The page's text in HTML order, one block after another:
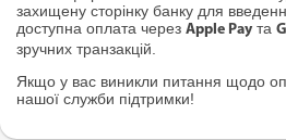
захищену сторінку банку для
доступна оплата через Apple Pay та
зручних транзакцій.
Якщо у вас виникли питання щодо
нашої служби підтримки!